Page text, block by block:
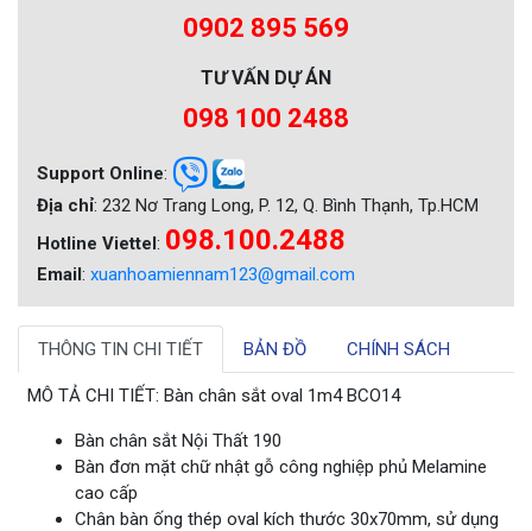
0902 895 569
TƯ VẤN DỰ ÁN
098 100 2488
Support Online:
Địa chỉ: 232 Nơ Trang Long, P. 12, Q. Bình Thạnh, Tp.HCM
Hotline Viettel: 098.100.2488
Email: xuanhoamiennam123@gmail.com
THÔNG TIN CHI TIẾT BẢN ĐỒ CHÍNH SÁCH
MÔ TẢ CHI TIẾT: Bàn chân sắt oval 1m4 BCO14
Bàn chân sắt Nội Thất 190
Bàn đơn mặt chữ nhật gỗ công nghiệp phủ Melamine
cao cấp
Chân bàn ống thép oval kích thước 30x70mm, sử dụng